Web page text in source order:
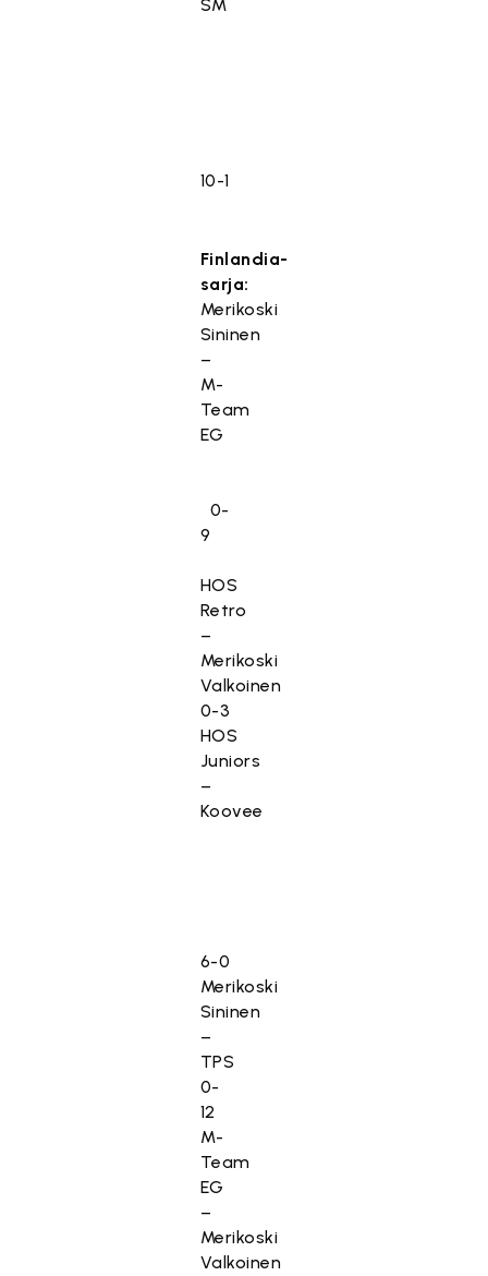
SM
10-1
Finlandia-
sarja:
Merikoski
Sininen
–
M-
Team
EG
0-
9
HOS
Retro
–
Merikoski
Valkoinen
0-3
HOS
Juniors
–
Koovee
6-0
Merikoski
Sininen
–
TPS
0-
12
M-
Team
EG
–
Merikoski
Valkoinen